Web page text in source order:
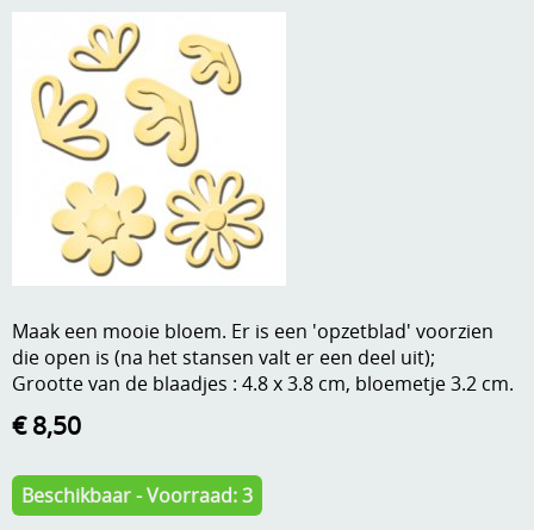
Aanbiedingen
Andere
Boeken en magazines
Dies om te stansen
DVD-CD
Embossen
Handige extra's
Hechtingsmaterialen
Hout , MDF, kartonmateriaal, steen
Kneedmateriaal
Verzend - en verpakkingsk
Mijn account
Anders creatief
Maak een mooie bloem. Er is een 'opzetblad' voorzien
die open is (na het stansen valt er een deel uit);
Grootte van de blaadjes : 4.8 x 3.8 cm, bloemetje 3.2 cm.
€ 8,50
Beschikbaar - Voorraad: 3